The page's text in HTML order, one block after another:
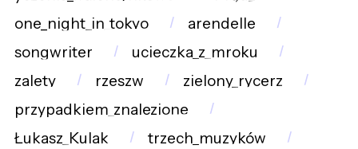
one_night_in_tokyo
arendelle
songwriter
ucieczka_z_mroku
zalety
rzeszw
zielony_rycerz
przypadkiem_znalezione
Łukasz_Kulak
trzech_muzyków